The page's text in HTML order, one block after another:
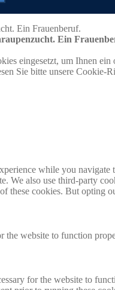
Ein
eingesetzt, um Ihnen ein
Sie bitte unsere Cookie-
while you navigate
We also use third-party
these cookies. But opting
the website to function
for the website to